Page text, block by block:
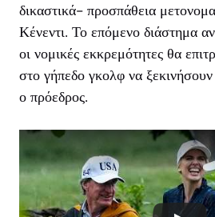
δικαστικά- προσπάθεια
Κένεντι. Το επόμενο διάστημα
οι νομικές εκκρεμότητες θα
στο γήπεδο γκολφ να ξεκινήσουν
ο πρόεδρος.